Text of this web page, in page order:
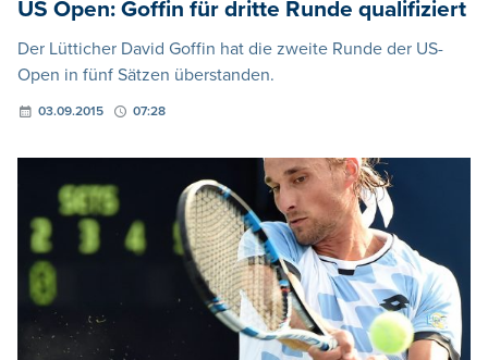
US Open: Goffin für dritte Runde qualifiziert
Der Lütticher David Goffin hat die zweite Runde der US-
Open in fünf Sätzen überstanden.
03.09.2015 07:28